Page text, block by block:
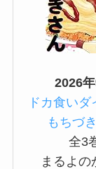
2026
ドカ食いダ
もちづ
全3
まるよの